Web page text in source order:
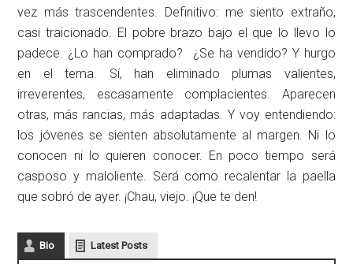
vez más trascendentes. Definitivo: me siento extraño,
casi traicionado. El pobre brazo bajo el que lo llevo lo
padece. ¿Lo han comprado? ¿Se ha vendido? Y hurgo
en el tema. Sí, han eliminado plumas valientes,
irreverentes, escasamente complacientes. Aparecen
otras, más rancias, más adaptadas. Y voy entendiendo:
los jóvenes se sienten absolutamente al margen. Ni lo
conocen ni lo quieren conocer. En poco tiempo será
casposo y maloliente. Será como recalentar la paella
que sobró de ayer. ¡Chau, viejo. ¡Que te den!
Bio Latest Posts